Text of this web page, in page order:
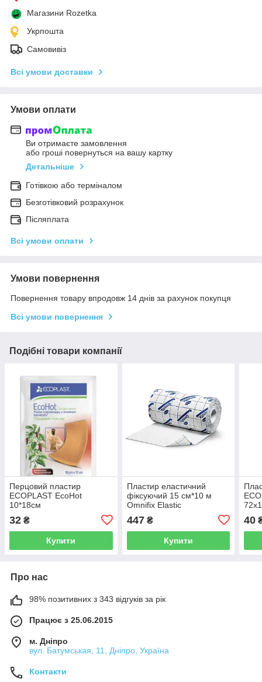
Магазини Rozetka
Укрпошта
Самовивіз
Всі умови доставки
Умови оплати
Ви отримаєте замовлення
або гроші повернуться на вашу картку
Детальніше
Готівкою або терміналом
Безготівковий розрахунок
Післяплата
Всі умови оплати
Умови повернення
Повернення товару впродовж 14 днів за рахунок покупця
Всі умови повернення
Подібні товари компанії
Перцовий пластир
ECOPLAST EcoHot
10*18см
32 ₴
Купити
Пластир еластичний
фіксуючий 15 см*10 м
Omnifix Elastic
447₴
Купити
40
Про нас
98% позитивних з 343 відгуків за рік
Працює з 25.06.2015
м. Дніпро
вул. Батумськая, 11, Дніпро, Україна
Контакти